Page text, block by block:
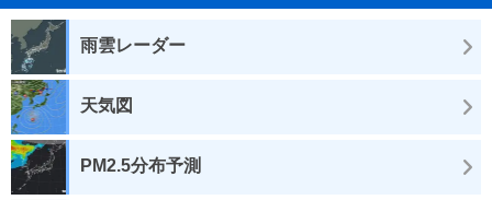
雨雲レーダー
天気図
PM2.5分布予測